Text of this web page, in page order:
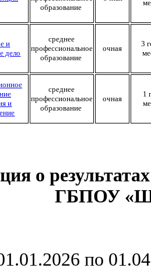
образование
и
дело
среднее
профессиональное
образование
очная
3
и
среднее
профессиональное
образование
очная
1
о
ГБПОУ
по